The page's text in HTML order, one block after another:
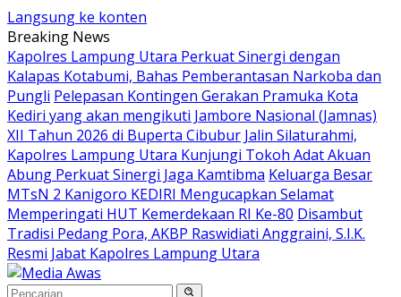
Langsung ke konten
Breaking News
Kapolres Lampung Utara Perkuat Sinergi dengan
Kalapas Kotabumi, Bahas Pemberantasan Narkoba dan
Pungli Pelepasan Kontingen Gerakan Pramuka Kota
Kediri yang akan mengikuti Jambore Nasional (Jamnas)
XII Tahun 2026 di Buperta Cibubur Jalin Silaturahmi,
Kapolres Lampung Utara Kunjungi Tokoh Adat Akuan
Abung Perkuat Sinergi Jaga Kamtibma Keluarga Besar
MTsN 2 Kanigoro KEDIRI Mengucapkan Selamat
Memperingati HUT Kemerdekaan RI Ke-80 Disambut
Tradisi Pedang Pora, AKBP Raswidiati Anggraini, S.I.K.
Resmi Jabat Kapolres Lampung Utara